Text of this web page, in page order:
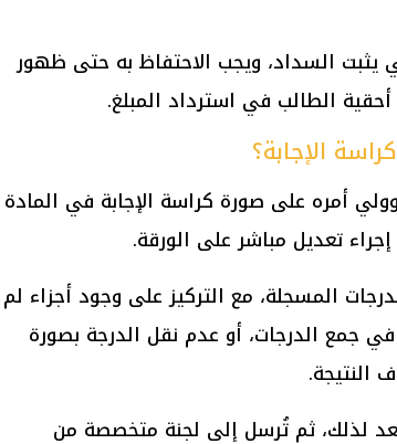
السداد، ويجب الاحتفاظ به حتى ظهور
الطالب في استرداد المبلغ.
الإجابة؟
أمره على صورة كراسة الإجابة في المادة
تعديل مباشر على الورقة.
المسجلة، مع التركيز على وجود أجزاء لم
جمع الدرجات، أو عدم نقل الدرجة بصورة
النتيجة.
لذلك، ثم تُرسل إلى لجنة متخصصة من